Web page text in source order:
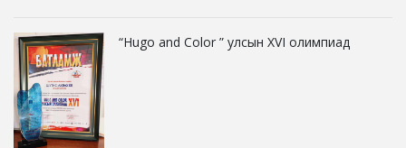
“Hugo and Color ” улсын XVI олимпиад